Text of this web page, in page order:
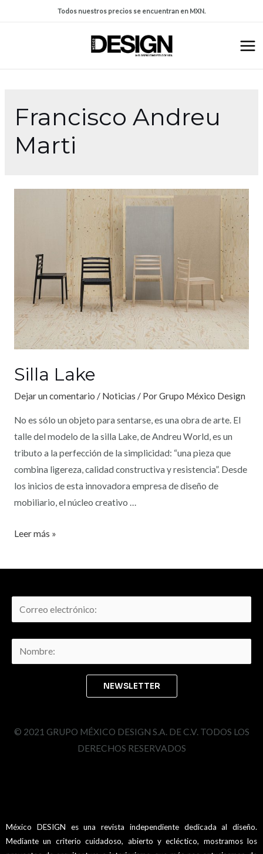
Todos nuestros precios se encuentran en MXN.
Francisco Andreu
Marti
Silla Lake
Dejar un comentario / Noticias / PorGrupo México Design
No es sólo un objeto para sentarse, es una obra de arte. El
talle del modelo de la silla Lake, de Andreu World, es un
tributo a la perfección de la simplicidad: “una pieza que
combina ligereza, calidad constructiva y resistencia”. Desde
los inicios de esta innovadora empresa de diseño de
mobiliario, el núcleo creativo …
Leer más »
© 2021 GRUPO MÉXICO DESIGN S.A. DE C.V. TODOS LOS
DERECHOS RESERVADOS
México DESIGN es una revista independiente dedicada al diseño.
Mediante un criterio cuidadoso, abierto y ecléctico, mostramos los